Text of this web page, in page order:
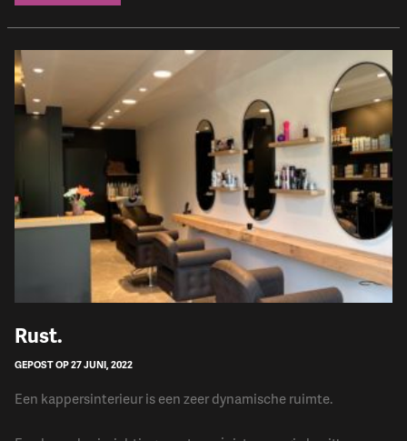
​Rust.
GEPOST OP 27 JUNI, 2022
Een kappersinterieur is een zeer dynamische ruimte.